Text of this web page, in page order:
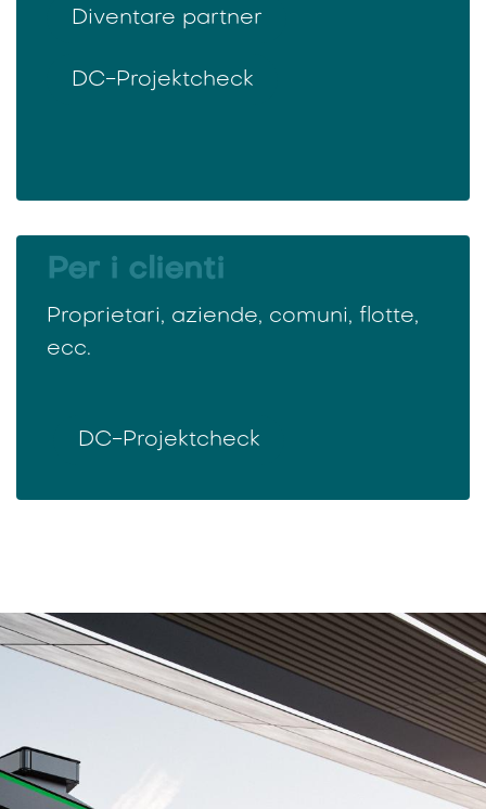
Diventare partner
DC-Projektcheck
Per i clienti
Proprietari, aziende, comuni, flotte,
ecc.
DC-Projektcheck